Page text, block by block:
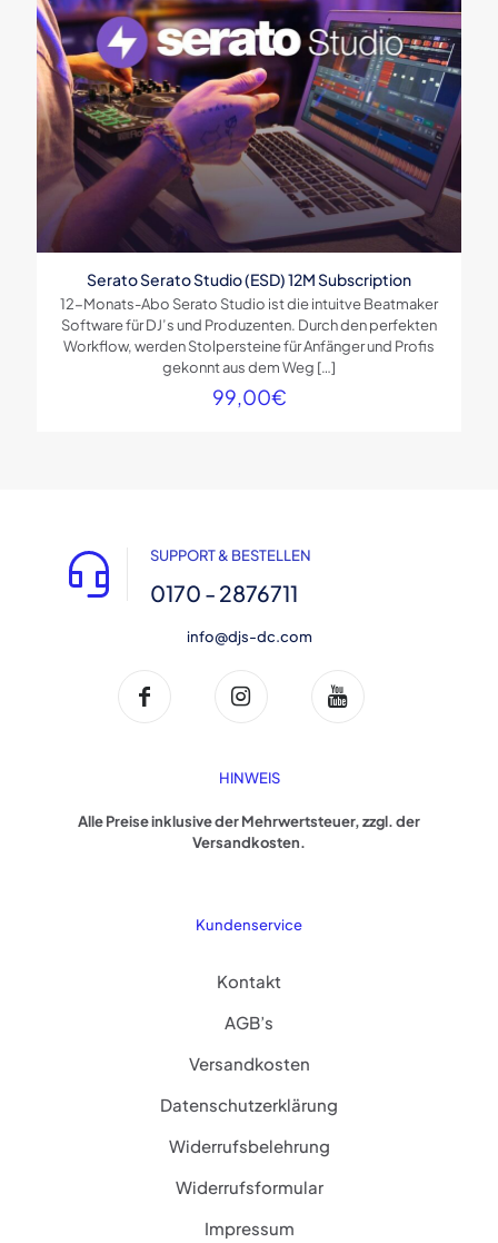
Serato Serato Studio (ESD) 12M Subscription
12-Monats-Abo Serato Studio ist die intuitve Beatmaker
Software für DJ’s und Produzenten. Durch den perfekten
Workflow, werden Stolpersteine für Anfänger und Profis
gekonnt aus dem Weg […]
99,00€
SUPPORT & BESTELLEN
0170 - 2876711
info@djs-dc.com
HINWEIS
Alle Preise inklusive der Mehrwertsteuer, zzgl. der
Versandkosten.
Kundenservice
Kontakt
AGB’s
Versandkosten
Datenschutzerklärung
Widerrufsbelehrung
Widerrufsformular
Impressum